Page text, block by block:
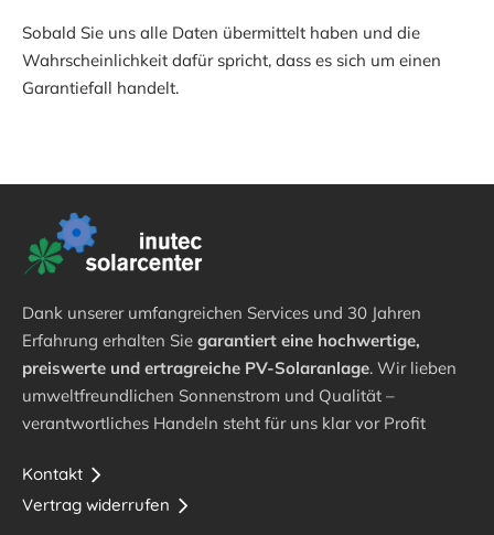
Sobald Sie uns alle Daten übermittelt haben und die
Wahrscheinlichkeit dafür spricht, dass es sich um einen
Garantiefall handelt.
Dank unserer umfangreichen Services und 30 Jahren
Erfahrung erhalten Sie garantiert eine hochwertige,
preiswerte und ertragreiche PV-Solaranlage. Wir lieben
umweltfreundlichen Sonnenstrom und Qualität –
verantwortliches Handeln steht für uns klar vor Profit
Kontakt
Vertrag widerrufen